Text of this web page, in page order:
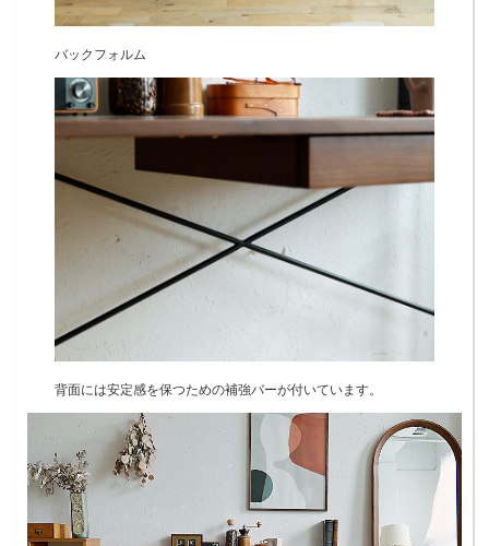
バックフォルム
背面には安定感を保つための補強バーが付いています。